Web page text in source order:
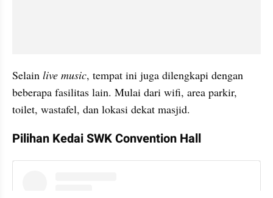
Selain live music, tempat ini juga dilengkapi dengan
beberapa fasilitas lain. Mulai dari wifi, area parkir,
toilet, wastafel, dan lokasi dekat masjid.
Pilihan Kedai SWK Convention Hall